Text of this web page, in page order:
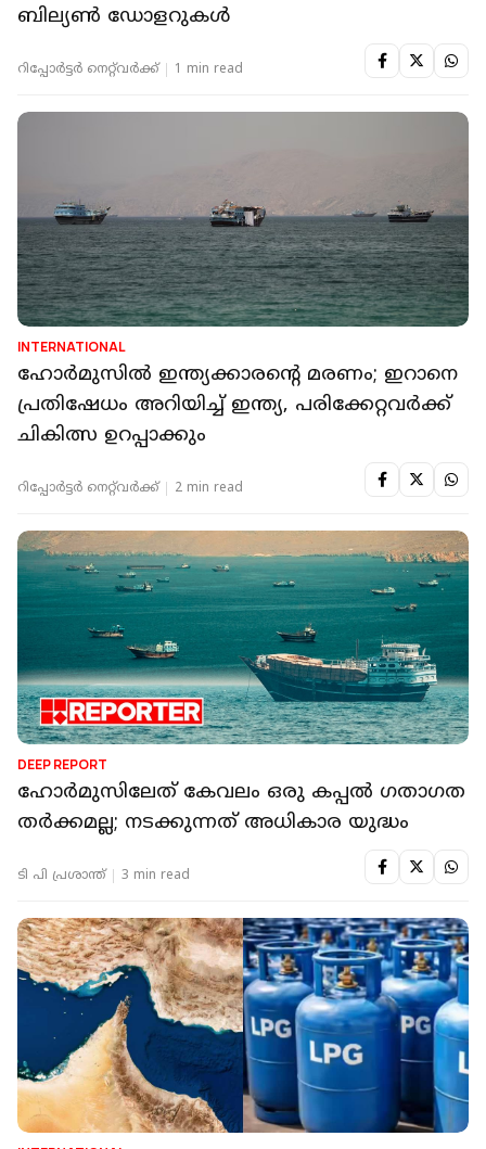
ബില്യൺ ഡോളറുകൾ
റിപ്പോർട്ടർ നെറ്റ്‌വര്‍ക്ക്‌ 1 min read
INTERNATIONAL
ഹോർമുസിൽ ഇന്ത്യക്കാരൻ്റെ മരണം; ഇറാനെ
പ്രതിഷേധം അറിയിച്ച് ഇന്ത്യ, പരിക്കേറ്റവർക്ക്
ചികിത്സ ഉറപ്പാക്കും
റിപ്പോർട്ടർ നെറ്റ്‌വര്‍ക്ക്‌ 2 min read
DEEP REPORT
ഹോർമുസിലേത് കേവലം ഒരു കപ്പൽ ഗതാഗത
തർക്കമല്ല; നടക്കുന്നത് അധികാര യുദ്ധം
ടി പി പ്രശാന്ത് 3 min read